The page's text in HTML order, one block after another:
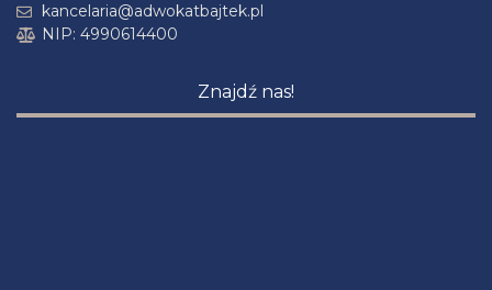
kancelaria@adwokatbajtek.pl
NIP: 4990614400
Znajdź nas!